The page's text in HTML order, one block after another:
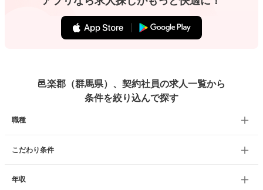
邑楽郡（群馬県）、契約社員の求人一覧から
条件を絞り込んで探す
職種
こだわり条件
年収